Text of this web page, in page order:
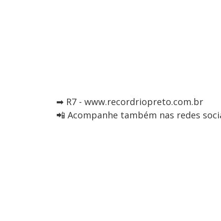
➡ R7 - www.recordriopreto.com.br
📲 Acompanhe também nas redes